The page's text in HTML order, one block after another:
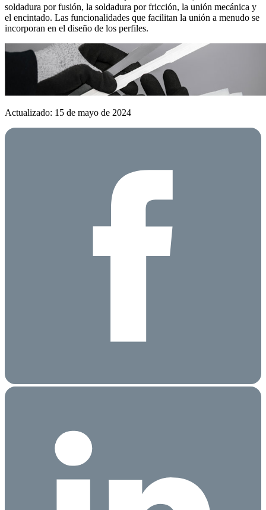
soldadura por fusión, la soldadura por fricción, la unión mecánica y
el encintado. Las funcionalidades que facilitan la unión a menudo se
incorporan en el diseño de los perfiles.
Actualizado: 15 de mayo de 2024